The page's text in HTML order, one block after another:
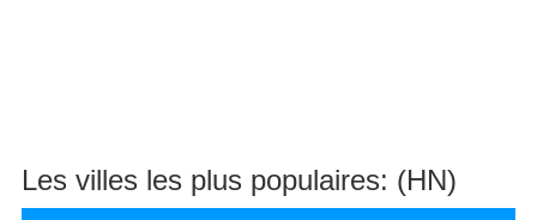
Les villes les plus populaires: (HN)